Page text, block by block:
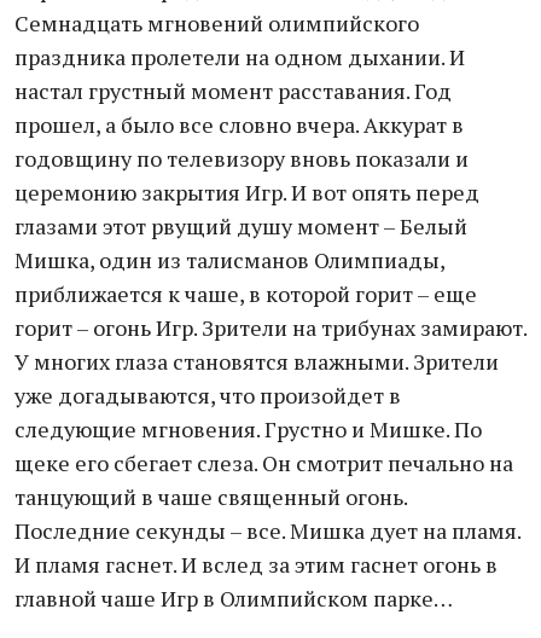
Семнадцать мгновений олимпийского
праздника пролетели на одном дыхании. И
настал грустный момент расставания. Год
прошел, а было все словно вчера. Аккурат в
годовщину по телевизору вновь показали и
церемонию закрытия Игр. И вот опять перед
глазами этот рвущий душу момент – Белый
Мишка, один из талисманов Олимпиады,
приближается к чаше, в которой горит – еще
горит – огонь Игр. Зрители на трибунах замирают.
У многих глаза становятся влажными. Зрители
уже догадываются, что произойдет в
следующие мгновения. Грустно и Мишке. По
щеке его сбегает слеза. Он смотрит печально на
танцующий в чаше священный огонь.
Последние секунды – все. Мишка дует на пламя.
И пламя гаснет. И вслед за этим гаснет огонь в
главной чаше Игр в Олимпийском парке…